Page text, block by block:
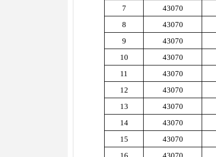
7
43070
8
43070
9
43070
10
43070
11
43070
12
43070
13
43070
14
43070
15
43070